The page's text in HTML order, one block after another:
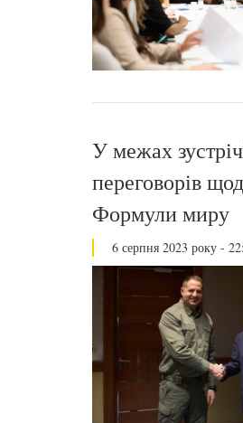
У межах
переговорів
Формули миру
6 серпня 2023 року -